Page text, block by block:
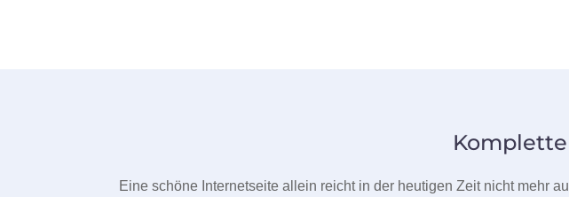
Eine schöne Internetseite allein reicht in der heutigen Zeit nicht mehr